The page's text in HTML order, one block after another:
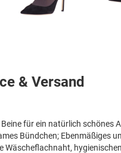
für ein natürlich schönes
Bündchen; Ebenmäßiges
Wäscheflachnaht,
& Versand